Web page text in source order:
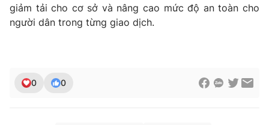
VTV9 VTV8
giảm tải cho cơ sở và nâng cao mức độ an toàn cho
người dân trong từng giao dịch.
0 0